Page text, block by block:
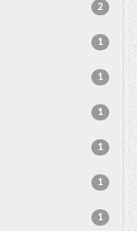
2
1
1
1
1
1
1